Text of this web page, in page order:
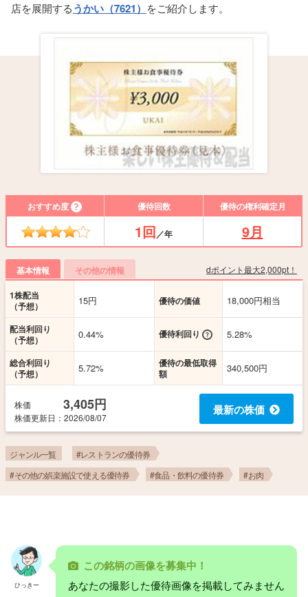
店を展開するうかい（7621） をご紹介します。
おすすめ度 優待回数 優待の権利確定月
1回／年 9月
基本情報 その他の情報 dポイント最大2,000pt！
1株配当
（予想）
15円 優待の価値 18,000円相当
配当利回り
（予想）
0.44% 優待利回り 5.28%
総合利回り
（予想）
5.72%
優待の最低取得
額
340,500円
株価 3,405円
株価更新日 ：2026/08/07
最新の株価
ジャンル一覧
#レストランの優待券
#その他の娯楽施設で使える優待券
#食品・飲料の優待券 #お肉
ひっきー
この銘柄の画像を募集中！
あなたの撮影した優待画像を掲載してみません